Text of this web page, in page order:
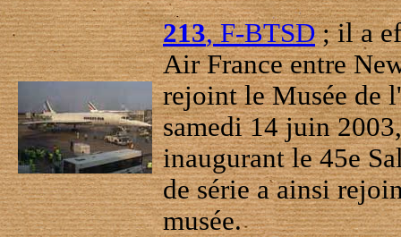
213, F-BTSD; il a
Air France entre
rejoint le Musée de
samedi 14 juin
inaugurant le 45e
de série a ainsi
musée.